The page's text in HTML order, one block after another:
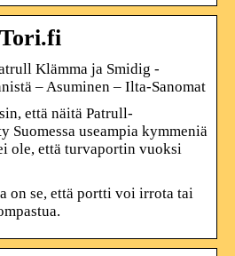
Klämma ja Smidig -
– Asuminen – Ilta-Sanomat
että näitä Patrull-
Suomessa useampia kymmeniä
ole, että turvaportin vuoksi
on se, että portti voi irrota tai